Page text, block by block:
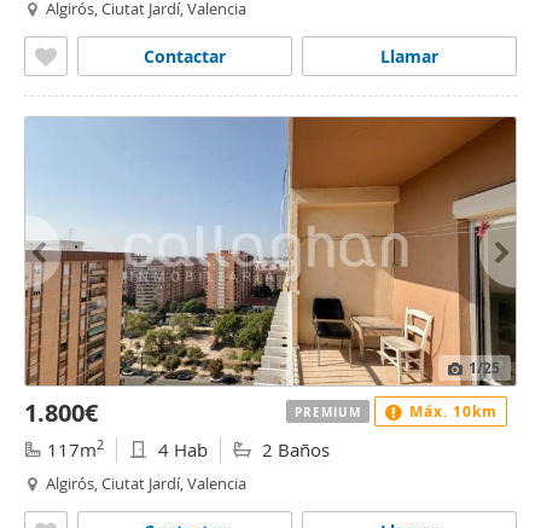
Algirós, Ciutat Jardí, Valencia
Llamar
Contactar
1/25
1.800€
117m2 4 Hab 2 Baños
Algirós, Ciutat Jardí, Valencia
PREMIUM Máx. 10km